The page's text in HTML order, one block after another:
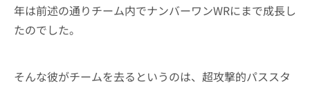
年は前述の通りチーム内でナンバーワンWRにまで成長し
たのでした。
そんな彼がチームを去るというのは、超攻撃的パススタ